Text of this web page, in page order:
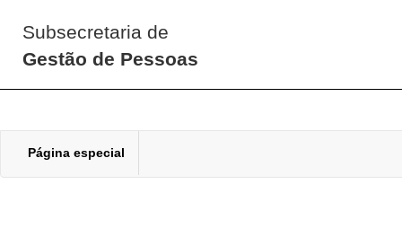
Subsecretaria de
Gestão de Pessoas
Página especial